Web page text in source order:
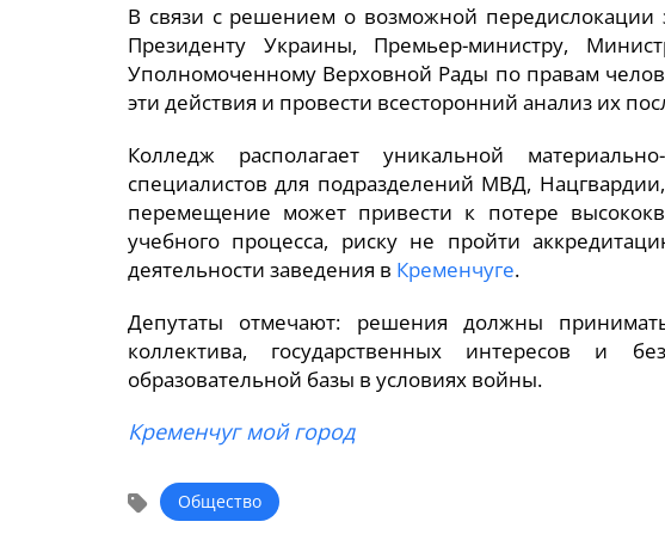
В связи с решением о возможной передислокации
Президенту Украины, Премьер-министру,
Уполномоченному Верховной Рады по правам
эти действия и провести всесторонний анализ их
Колледж располагает уникальной
специалистов для подразделений МВД,
перемещение может привести к потере
учебного процесса, риску не пройти
деятельности заведения в Кременчуге.
Депутаты отмечают: решения должны
коллектива, государственных интересов и
образовательной базы в условиях войны.
Кременчуг мой город
Общество